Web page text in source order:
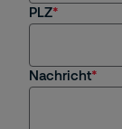
PLZ
Nachricht